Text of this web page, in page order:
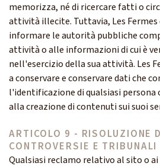
memorizza, né di ricercare fatti o
attività illecite. Tuttavia, Les Fermes
informare le autorità pubbliche
attività o alle informazioni di cui è
nell'esercizio della sua attività. Les
a conservare e conservare dati che
l'identificazione di qualsiasi
alla creazione di contenuti sui suoi
ARTICOLO 9 - RISOLUZIONE
CONTROVERSIE E
Qualsiasi reclamo relativo al sito o ai